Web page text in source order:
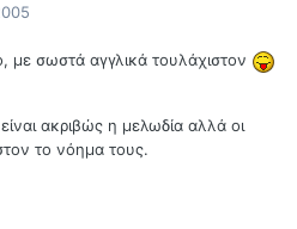
σωστά αγγλικά τουλάχιστον
ακριβώς η μελωδία αλλά οι
το νόημα τους.